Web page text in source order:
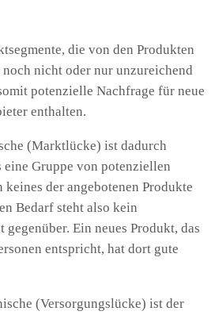
die von den Produkten
nicht oder nur unzureichend
potenzielle Nachfrage für neue
enthalten.
(Marktlücke) ist dadurch
eine Gruppe von potenziellen
der angebotenen Produkte
Bedarf steht also kein
gegenüber. Ein neues Produkt, das
entspricht, hat dort gute
(Versorgungslücke) ist der